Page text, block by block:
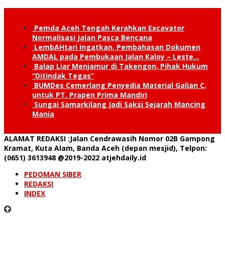
Pemda Aceh Tengah Kerahkan Excavator
Normalisasi Jalan Pasca Bencana
LembAHtari Ingatkan, Pembahasan Dokumen
AMDAL pada Pembukaan Jalan Kaloy – Leste…
Balap Liar Menjamur di Takengon, Pihak Hukum
“Ditindak Tegas”
BUMDes Cemerlang Penyedia Material Galian C,
untuk PT. Prapen Prima Mandiri
Sungai Samarkilang Jadi Saksi Sejarah Mancing
Mania
ALAMAT REDAKSI :Jalan Cendrawasih Nomor 02B Gampong
Kramat, Kuta Alam, Banda Aceh (depan mesjid), Telpon:
(0651) 3613948 @2019-2022 atjehdaily.id
PEDOMAN SIBER
REDAKSI
INDEX